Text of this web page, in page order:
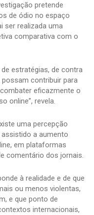
pretende
de ódio no espaço
ser realizada uma
comparativa com o
estratégias, de contra
contribuir para
eficazmente o
online”, revela.
uma percepção
a aumento
em plataformas
comentário dos jornais.
à realidade e de que
ou menos violentas,
e que ponto de
internacionais,